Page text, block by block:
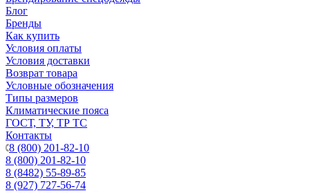
Блог
Бренды
Как купить
Условия оплаты
Условия доставки
Возврат товара
Условные обозначения
Типы размеров
Климатические пояса
ГОСТ, ТУ, ТР ТС
Контакты
8 (800) 201-82-10
8 (800) 201-82-10
8 (8482) 55-89-85
8 (927) 727-56-74